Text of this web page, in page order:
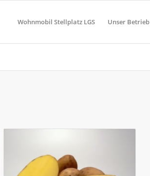
Wohnmobil Stellplatz LGS Unser Betrieb